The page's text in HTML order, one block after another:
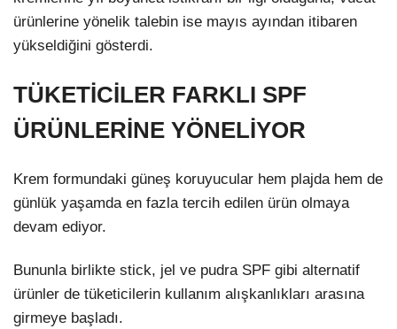
ürünlerine yönelik talebin ise mayıs ayından itibaren
yükseldiğini gösterdi.
TÜKETİCİLER FARKLI SPF
ÜRÜNLERİNE YÖNELİYOR
Krem formundaki güneş koruyucular hem plajda hem de
günlük yaşamda en fazla tercih edilen ürün olmaya
devam ediyor.
Bununla birlikte stick, jel ve pudra SPF gibi alternatif
ürünler de tüketicilerin kullanım alışkanlıkları arasına
girmeye başladı.